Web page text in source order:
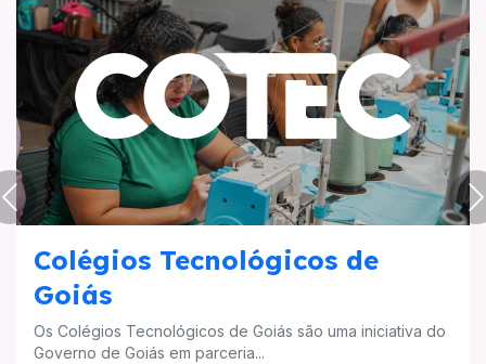
Colégios Tecnológicos de
Goiás
Os Colégios Tecnológicos de Goiás são uma iniciativa do
Governo de Goiás em parceria...
Anterior